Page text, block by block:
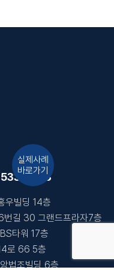
1403
우빌딩 14층
번길 30 그랜드프라자7층
타워 17층
로 66 5층
법조빌딩 6층
실제사례
바로가기